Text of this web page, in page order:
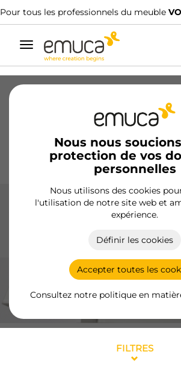
Pour tous les professionnels du meuble
Alterner
navigation
Nous nous
protection de vos
personnelles
Nous utilisons des cookies
l'utilisation de notre site web et
expérience.
Définir les cookies
Accepter toutes les
Consultez notre politique en
Charnières
Cuisine Montage
Poignées Pieds
Accessoires pour profils
conçus pour garantir un montage
FILTRES